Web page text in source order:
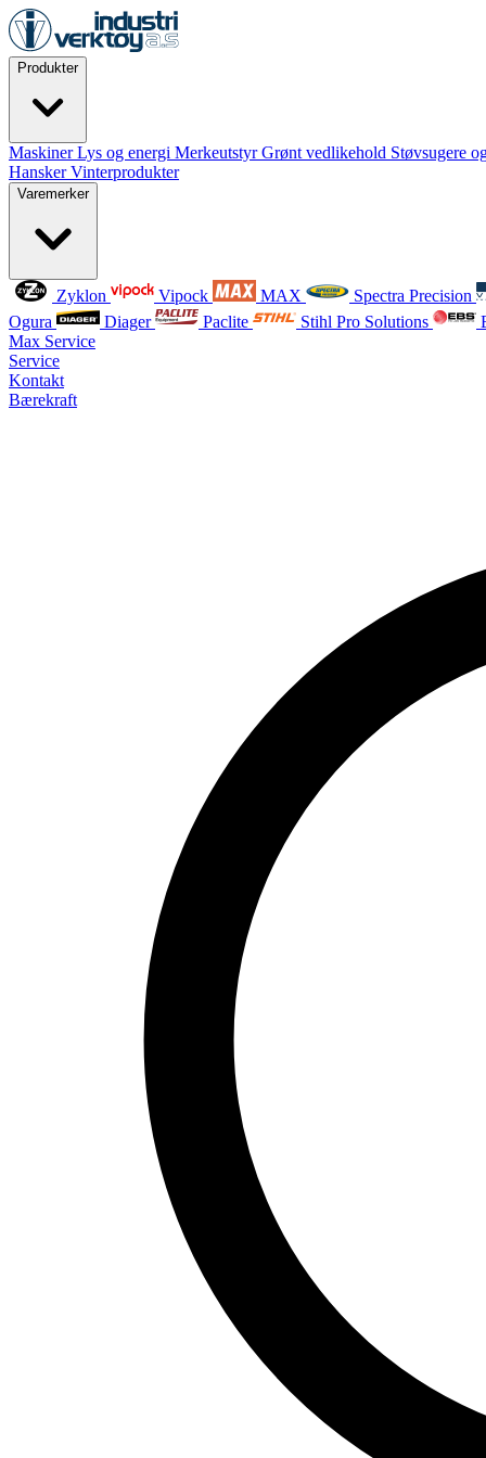
Produkter
MaskinerLys og energi MerkeutstyrGrønt vedlikehold Støvsugere
HanskerVinterprodukter
Varemerker
Zyklon Vipock MAX
Spectra Precision
Ogura
Diager Paclite Stihl Pro Solutions
Max Service
Service
Kontakt
Bærekraft